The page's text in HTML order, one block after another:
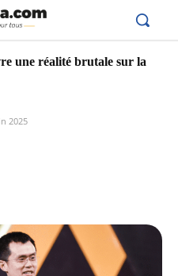
une réalité brutale sur la
2025